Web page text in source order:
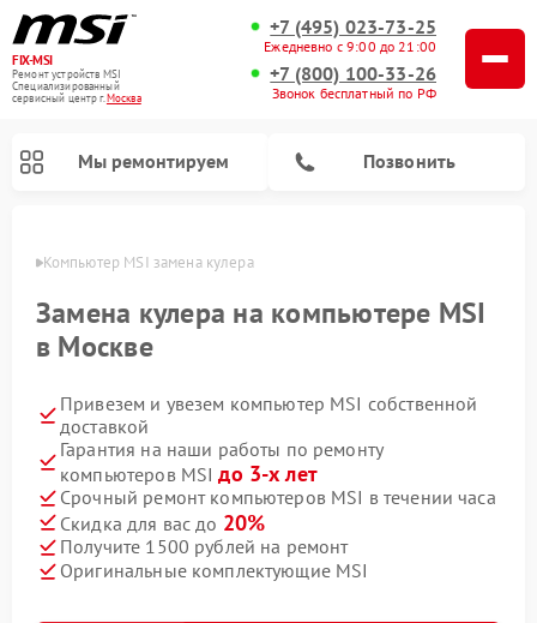
FIX-MSI
Ремонт устройств MSI
Специализированный
cервисный центр г.Москва
+7 (495) 023-73-25
Ежедневно с 9:00 до 21:00
+7 (800) 100-33-26
Звонок бесплатный по РФ
Мы ремонтируем Позвонить
Компьютер MSI замена кулера
Замена кулера на компьютере MSI
в Москве
Привезем и увезем компьютер MSI собственной
доставкой
Гарантия на наши работы по ремонту
компьютеров MSIдо 3-х лет
Срочный ремонт компьютеров MSI в течении часа
Скидка для вас до 20%
Получите 1500 рублей на ремонт
Оригинальные комплектующие MSI